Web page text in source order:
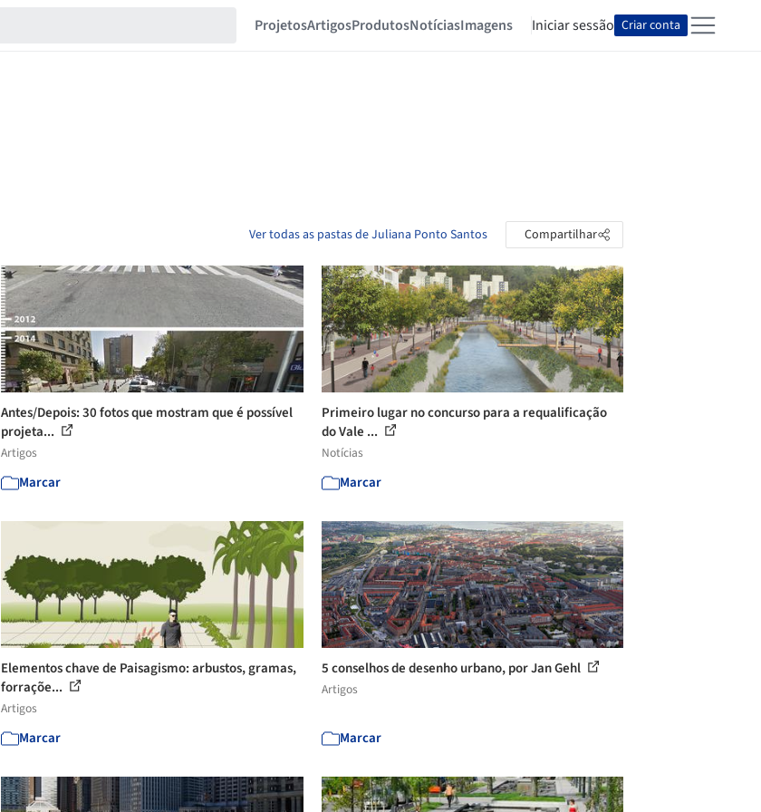
ProjetosArtigosProdutosNotíciasImagens Iniciar sessão Criar conta
Ver todas as pastas de Juliana Ponto Santos Compartilhar
Antes/Depois: 30 fotos que mostram que é possível
projeta...
Artigos
Marcar
Primeiro lugar no concurso para a requalificação
do Vale ...
Notícias
Marcar
Elementos chave de Paisagismo: arbustos, gramas,
forraçõe...
Artigos
Marcar
5 conselhos de desenho urbano, por Jan Gehl
Artigos
Marcar